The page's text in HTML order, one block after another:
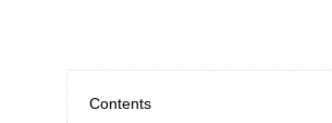
Contents